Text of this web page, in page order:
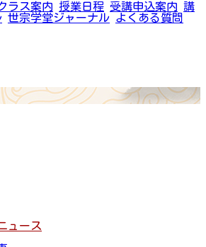
ラス案内 授業日程 受講申込案内 講
世宗学堂ジャーナル よくある質問
ュース